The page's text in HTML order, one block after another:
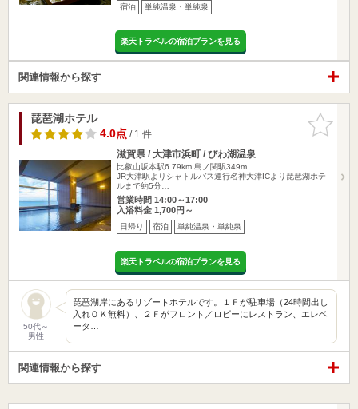
宿泊 単純温泉・単純泉
楽天トラベルの宿泊プランを見る
関連情報から探す
お気に入
りに追加
琵琶湖ホテル
4.0点/ 1 件
滋賀県 / 大津市浜町 / びわ湖温泉
比叡山坂本駅6.79km 島ノ関駅349m
JR大津駅よりシャトルバス運行名神大津ICより琵琶湖ホテ
ルまで約5分…
営業時間 14:00～17:00
入浴料金 1,700円～
日帰り 宿泊 単純温泉・単純泉
楽天トラベルの宿泊プランを見る
50代～
男性
琵琶湖岸にあるリゾートホテルです。１Ｆが駐車場（24時間出し
入れＯＫ無料）、２Ｆがフロント／ロビーにレストラン、エレベ
ータ…
関連情報から探す